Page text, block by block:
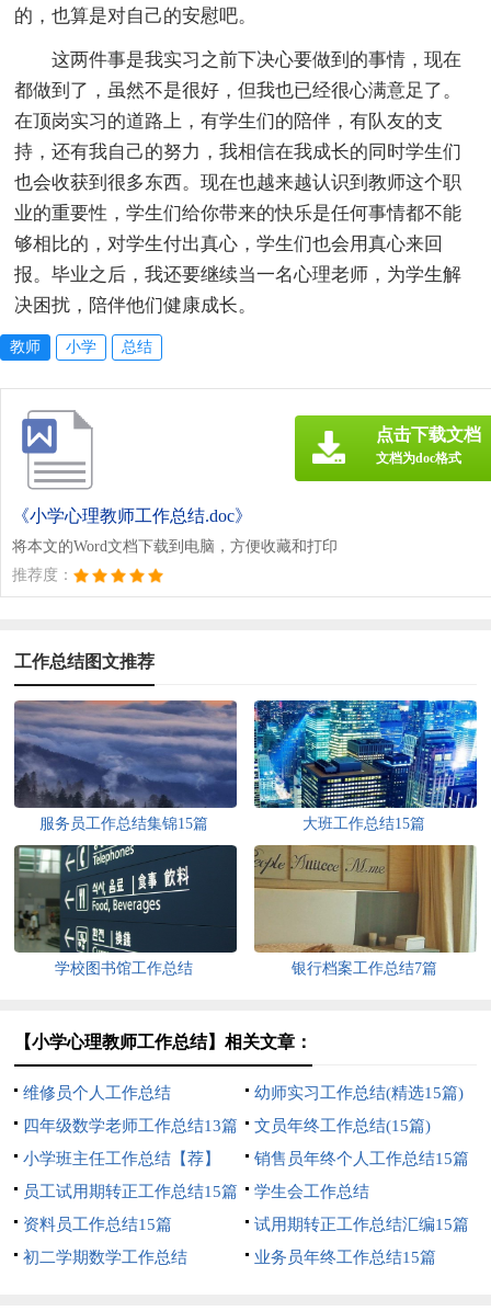
的，也算是对自己的安慰吧。
这两件事是我实习之前下决心要做到的事情，现在
都做到了，虽然不是很好，但我也已经很心满意足了。
在顶岗实习的道路上，有学生们的陪伴，有队友的支
持，还有我自己的努力，我相信在我成长的同时学生们
也会收获到很多东西。现在也越来越认识到教师这个职
业的重要性，学生们给你带来的快乐是任何事情都不能
够相比的，对学生付出真心，学生们也会用真心来回
报。毕业之后，我还要继续当一名心理老师，为学生解
决困扰，陪伴他们健康成长。
教师 小学 总结
《小学心理教师工作总结.doc》
将本文的Word文档下载到电脑，方便收藏和打印
推荐度：
点击下载文档
文档为doc格式
工作总结图文推荐
服务员工作总结集锦15篇 大班工作总结15篇
学校图书馆工作总结 银行档案工作总结7篇
【小学心理教师工作总结】相关文章：
维修员个人工作总结
幼师实习工作总结(精选15篇)
四年级数学老师工作总结13篇
文员年终工作总结(15篇)
小学班主任工作总结【荐】
销售员年终个人工作总结15篇
员工试用期转正工作总结15篇
学生会工作总结
资料员工作总结15篇
试用期转正工作总结汇编15篇
初二学期数学工作总结
业务员年终工作总结15篇